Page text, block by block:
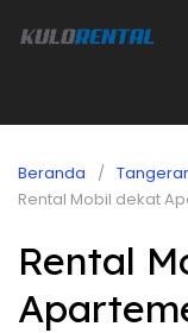
Beranda
Rental Mobil dekat
Rental